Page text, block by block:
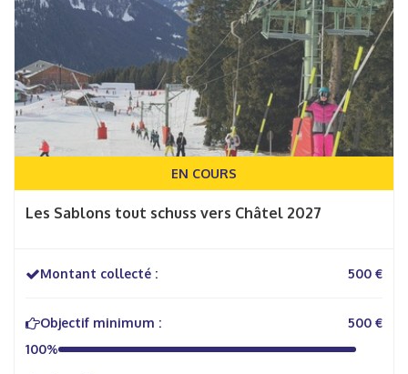
EN COURS
Les Sablons tout schuss vers Châtel 2027
Montant collecté : 500 €
Objectif minimum :
500 €
100%